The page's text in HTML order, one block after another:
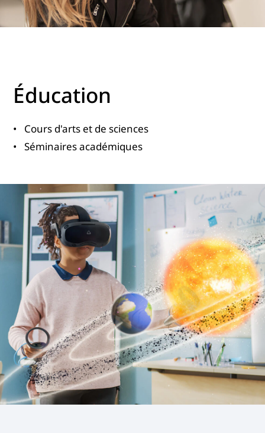
Éducation
Cours d'arts et de sciences
Séminaires académiques